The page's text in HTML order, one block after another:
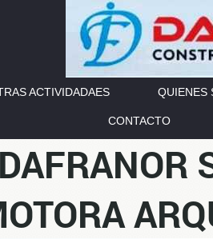
ACTIVIDADAES QUIENES
CONTACTO
DAFRANOR